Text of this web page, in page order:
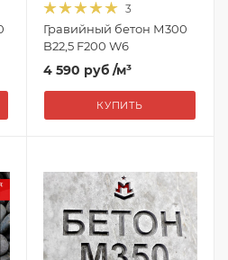
3
Гравийный бетон М300
B22,5 F200 W6
4 590 руб /м³
КУПИТЬ